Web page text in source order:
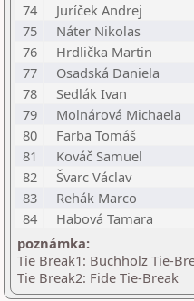
74
Juríček Andrej
75
Náter Nikolas
76
Hrdlička Martin
77
Osadská Daniela
78
Sedlák Ivan
79
Molnárová Michaela
80
Farba Tomáš
81
Kováč Samuel
82
Švarc Václav
83
Rehák Marco
84
Habová Tamara
poznámka:
Tie Break1: Buchholz Tie-
Tie Break2: Fide Tie-Break